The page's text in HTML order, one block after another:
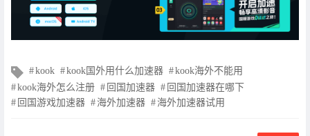
文
章
标
签
kook kook国外用什么加速器
kook海外不能用
kook海外怎么注册
回国加速器
回国加速器在哪下
回国游戏加速器
海外加速器 海外加速器试用